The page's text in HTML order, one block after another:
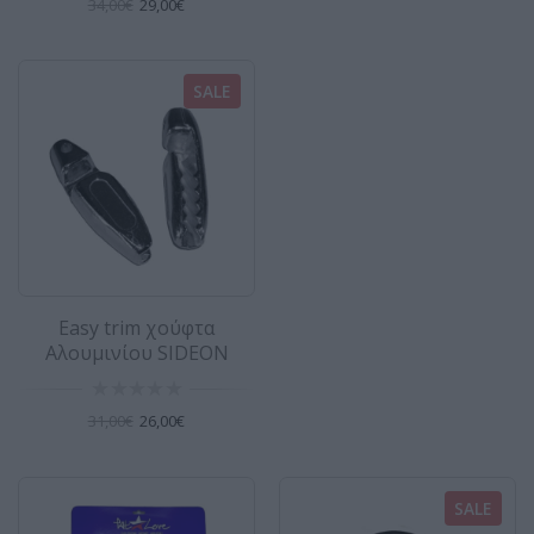
SALE Easy trim χούφτα Αλουμινίου SIDEON
Easy trim χούφτα Αλουμινίου SIDEONE ..
31,00€ 26,00€
Kick tail αυτοκόλλητο pad για σανίδα
το αυτοκόλλητο Kick Tail Pad της Patlove,
27,00€
29,00€
SALE
Easy trim χούφτα
Αλουμινίου SIDEON
26,00€
SALE